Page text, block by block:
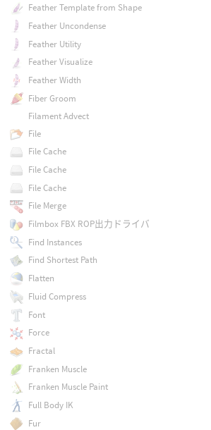
Feather Template from Shape
Feather Uncondense
Feather Utility
Feather Visualize
Feather Width
Fiber Groom
Filament Advect
File
File Cache
File Cache
File Cache
File Merge
Filmbox FBX ROP出力ドライバ
Find Instances
Find Shortest Path
Flatten
Fluid Compress
Font
Force
Fractal
Franken Muscle
Franken Muscle Paint
Full Body IK
Fur